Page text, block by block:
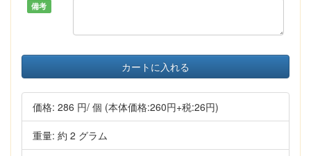
備考
カートに入れる
価格: 286 円/ 個 (本体価格:260円+税:26円)
重量: 約 2 グラム